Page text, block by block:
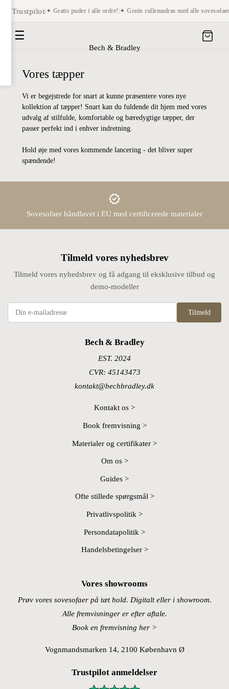
Trustpilot|✦ Gratis puder i alle ordre!| ✦ Gratis rullemadras med alle sovesofaer|
☰
Bech & Bradley
Vores tæpper
Vi er begejstrede for snart at kunne præsentere vores nye
kollektion af tæpper! Snart kan du fuldende dit hjem med vores
udvalg af stilfulde, komfortable og bæredygtige tæpper, der
passer perfekt ind i enhver indretning.
Hold øje med vores kommende lancering - det bliver super
spændende!
Sovesofaer håndlavet i EU med certificerede materialer
Tilmeld vores nyhedsbrev
Tilmeld vores nyhedsbrev og få adgang til eksklusive tilbud og
demo-modeller
Tilmeld
Bech & Bradley
EST. 2024
CVR: 45143473
kontakt@bechbradley.dk
Kontakt os >
Book fremvisning >
Materialer og certifikater >
Om os >
Guides >
Ofte stillede spørgsmål >
Privatlivspolitik >
Persondatapolitik >
Handelsbetingelser >
Vores showrooms
Prøv vores sovesofaer på tæt hold. Digitalt eller i showroom.
Alle fremvisninger er efter aftale.
Book en fremvisning her >
Vognmandsmarken 14, 2100 København Ø
Trustpilot anmeldelser